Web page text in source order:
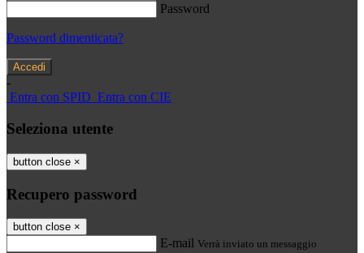
Password
Password dimenticata?
-
Entra con SPID Entra con CIE
Seleziona utente
button close ×
Recupero password
button close ×
E-mail Verrà inviato un messaggio